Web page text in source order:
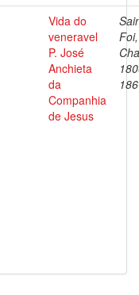
Vida do
veneravel
P. José
Anchieta
da
Companhia
de Jesus
Foi,